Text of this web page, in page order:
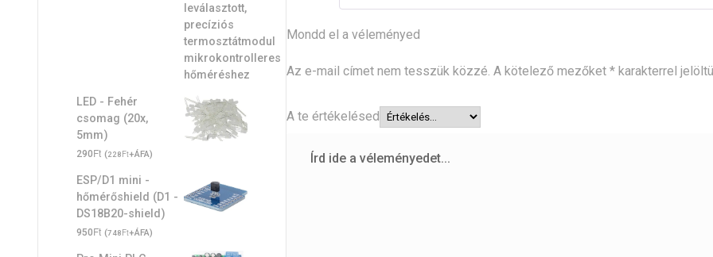
Mondd el a véleményed
Az e-mail címet nem tesszük közzé. A kötelező mezőket *karakterrel
A te értékelésed
LED - Fehér
csomag (20x,
5mm)
290Ft (228Ft+ÁFA)
ESP/D1 mini -
hőmérőshield (D1 -
DS18B20-shield)
950Ft (748Ft+ÁFA)